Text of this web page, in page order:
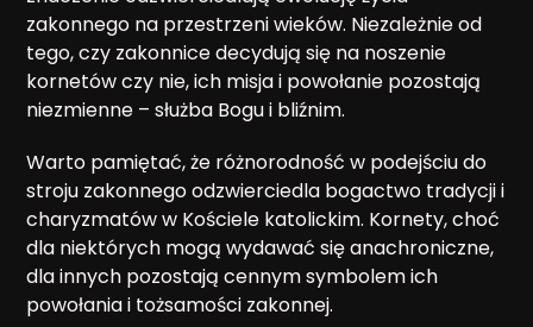
zakonnego na przestrzeni wieków. Niezależnie od
tego, czy zakonnice decydują się na noszenie
kornetów czy nie, ich misja i powołanie pozostają
niezmienne – służba Bogu i bliźnim.
Warto pamiętać, że różnorodność w podejściu do
stroju zakonnego odzwierciedla bogactwo tradycji i
charyzmatów w Kościele katolickim. Kornety, choć
dla niektórych mogą wydawać się anachroniczne,
dla innych pozostają cennym symbolem ich
powołania i tożsamości zakonnej.